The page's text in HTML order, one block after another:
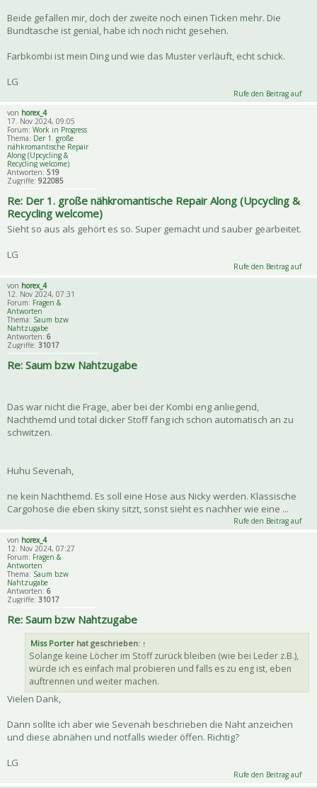
Beide gefallen mir, doch der zweite noch einen Ticken mehr. Die
Bundtasche ist genial, habe ich noch nicht gesehen.
Farbkombi ist mein Ding und wie das Muster verläuft, echt schick.
LG
Rufe den Beitrag auf
von horex_4
17. Nov 2024, 09:05
Forum: Work in Progress
Thema: Der 1. große
nähkromantische Repair
Along (Upcycling &
Recycling welcome)
Antworten: 519
Zugriffe: 922085
Re: Der 1. große nähkromantische Repair Along (Upcycling &
Recycling welcome)
Sieht so aus als gehört es so. Super gemacht und sauber gearbeitet.
LG
Rufe den Beitrag auf
von horex_4
12. Nov 2024, 07:31
Forum: Fragen &
Antworten
Thema: Saum bzw
Nahtzugabe
Antworten: 6
Zugriffe: 31017
Re: Saum bzw Nahtzugabe
Das war nicht die Frage, aber bei der Kombi eng anliegend,
Nachthemd und total dicker Stoff fang ich schon automatisch an zu
schwitzen.
Huhu Sevenah,
ne kein Nachthemd. Es soll eine Hose aus Nicky werden. Klassische
Cargohose die eben skiny sitzt, sonst sieht es nachher wie eine ...
Rufe den Beitrag auf
von horex_4
12. Nov 2024, 07:27
Forum: Fragen &
Antworten
Thema: Saum bzw
Nahtzugabe
Antworten: 6
Zugriffe: 31017
Re: Saum bzw Nahtzugabe
Miss Porter hat geschrieben: ↑
Solange keine Löcher im Stoff zurück bleiben (wie bei Leder z.B.),
würde ich es einfach mal probieren und falls es zu eng ist, eben
auftrennen und weiter machen.
Vielen Dank,
Dann sollte ich aber wie Sevenah beschrieben die Naht anzeichen
und diese abnähen und notfalls wieder öffen. Richtig?
LG
Rufe den Beitrag auf